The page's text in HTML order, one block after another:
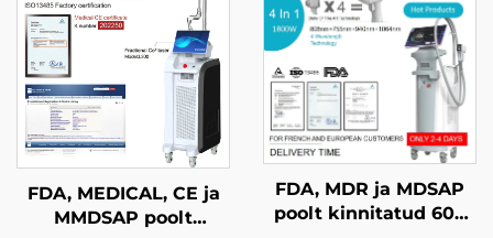
FDA, MEDICAL, CE ja
MMDSAP poolt
FDA, MDR ja MDSAP
poolt kinnitatud 600